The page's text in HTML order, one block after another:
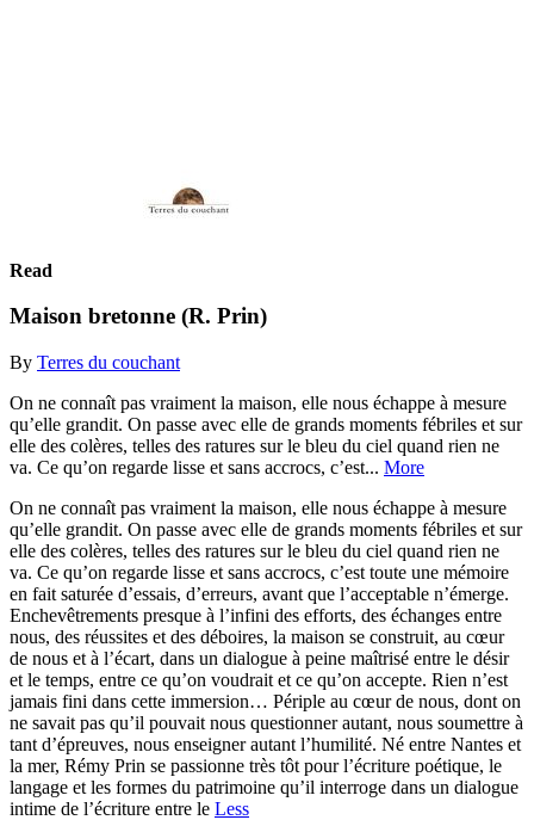
Read
Maison bretonne (R. Prin)
By Terres du couchant
On ne connaît pas vraiment la maison, elle nous échappe à mesure
qu’elle grandit. On passe avec elle de grands moments fébriles et sur
elle des colères, telles des ratures sur le bleu du ciel quand rien ne
va. Ce qu’on regarde lisse et sans accrocs, c’est... More
On ne connaît pas vraiment la maison, elle nous échappe à mesure
qu’elle grandit. On passe avec elle de grands moments fébriles et sur
elle des colères, telles des ratures sur le bleu du ciel quand rien ne
va. Ce qu’on regarde lisse et sans accrocs, c’est toute une mémoire
en fait saturée d’essais, d’erreurs, avant que l’acceptable n’émerge.
Enchevêtrements presque à l’infini des efforts, des échanges entre
nous, des réussites et des déboires, la maison se construit, au cœur
de nous et à l’écart, dans un dialogue à peine maîtrisé entre le désir
et le temps, entre ce qu’on voudrait et ce qu’on accepte. Rien n’est
jamais fini dans cette immersion… Périple au cœur de nous, dont on
ne savait pas qu’il pouvait nous questionner autant, nous soumettre à
tant d’épreuves, nous enseigner autant l’humilité. Né entre Nantes et
la mer, Rémy Prin se passionne très tôt pour l’écriture poétique, le
langage et les formes du patrimoine qu’il interroge dans un dialogue
intime de l’écriture entre le Less